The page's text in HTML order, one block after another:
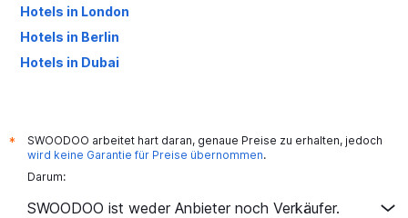
Hotels in London
Hotels in Berlin
Hotels in Dubai
*
SWOODOO arbeitet hart daran, genaue Preise zu erhalten, jedoch
wird keine Garantie für Preise übernommen.
Darum:
SWOODOO ist weder Anbieter noch Verkäufer.